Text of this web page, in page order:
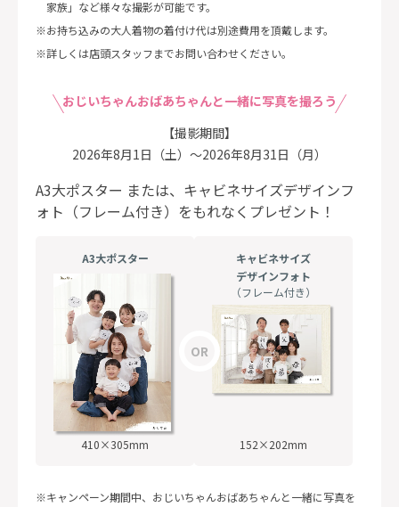
家族」など様々な撮影が可能です。
お持ち込みの大人着物の着付け代は別途費用を頂戴します。
詳しくは店頭スタッフまでお問い合わせください。
おじいちゃんおばあちゃんと一緒に写真を撮ろう
【撮影期間】
2026年8月1日（土）～2026年8月31日（月）
A3大ポスター または、 キャビネサイズデザインフ
ォト（フレーム付き）をもれなくプレゼント！
A3大ポスター
410×305mm
キャビネサイズ
デザインフォト
（フレーム付き）
152×202mm
キャンペーン期間中、おじいちゃんおばあちゃんと一緒に写真を